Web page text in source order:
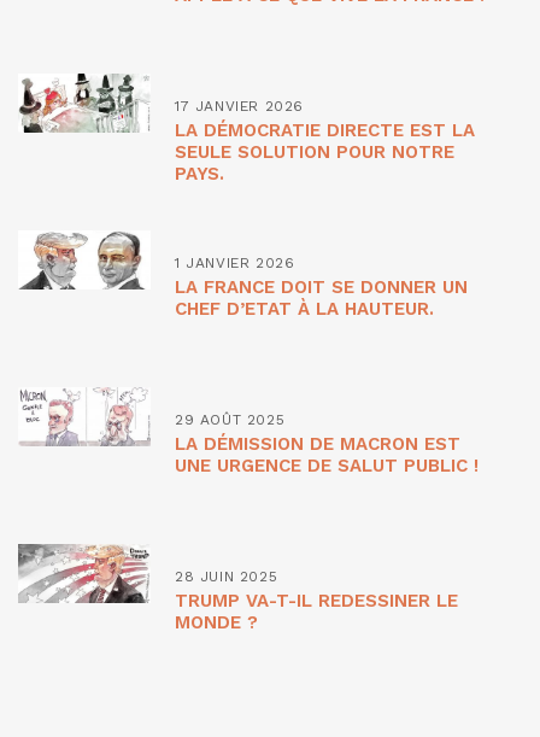
17 JANVIER 2026
LA DÉMOCRATIE DIRECTE EST LA
SEULE SOLUTION POUR NOTRE
PAYS.
1 JANVIER 2026
LA FRANCE DOIT SE DONNER UN
CHEF D’ETAT À LA HAUTEUR.
29 AOÛT 2025
LA DÉMISSION DE MACRON EST
UNE URGENCE DE SALUT PUBLIC !
28 JUIN 2025
TRUMP VA-T-IL REDESSINER LE
MONDE ?